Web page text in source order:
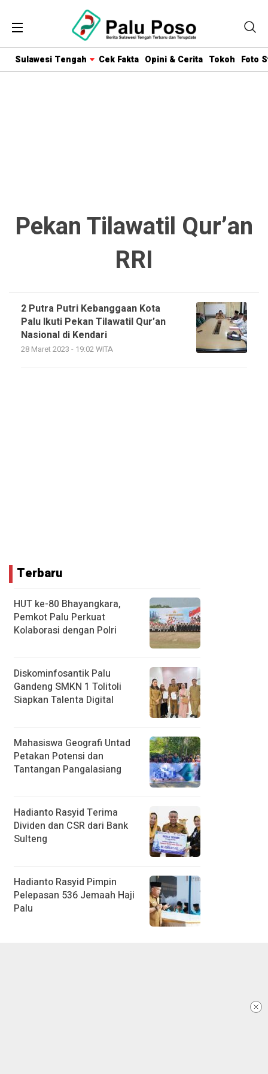
Sulawesi Tengah Cek Fakta Opini & Cerita Tokoh Foto
Pekan Tilawatil Qur’an
RRI
2 Putra Putri Kebanggaan Kota
Palu Ikuti Pekan Tilawatil Qur’an
Nasional di Kendari
28 Maret 2023 - 19:02 WITA
Terbaru
HUT ke-80 Bhayangkara,
Pemkot Palu Perkuat
Kolaborasi dengan Polri
Diskominfosantik Palu
Gandeng SMKN 1 Tolitoli
Siapkan Talenta Digital
Mahasiswa Geografi Untad
Petakan Potensi dan
Tantangan Pangalasiang
Hadianto Rasyid Terima
Dividen dan CSR dari Bank
Sulteng
Hadianto Rasyid Pimpin
Pelepasan 536 Jemaah Haji
Palu